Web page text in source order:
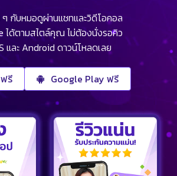
กับหมอดูผ่านแชทและวิดีโอคอล
ได้ตามสไตล์คุณ ไม่ต้องนั่งรอคิว
และ Android ดาวน์โหลดเลย
รี Google Play ฟรี